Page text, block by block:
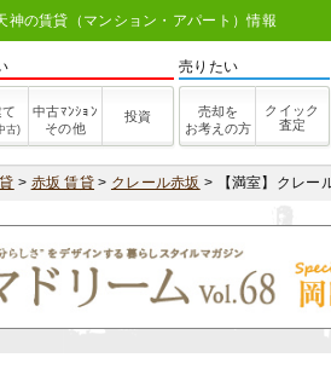
神の賃貸（マンション・アパート）情報
古)
中古ﾏﾝｼｮﾝ
その他
投資
売りたい
売却を
お考えの方
クイック
査定
> 赤坂 賃貸 > クレール赤坂 > 【満室】クレー